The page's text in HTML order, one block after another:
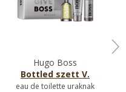
Hugo Boss
Bottled szett V.
eau de toilette uraknak